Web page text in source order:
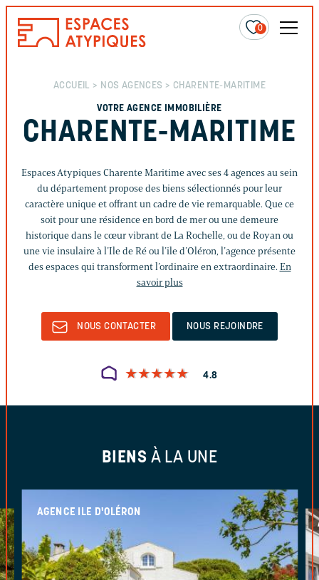
0
ACCUEIL > NOS AGENCES > CHARENTE-MARITIME
VOTRE AGENCE IMMOBILIÈRE
CHARENTE-MARITIME
Espaces Atypiques Charente Maritime avec ses 4 agences au sein
du département propose des biens sélectionnés pour leur
caractère unique et offrant un cadre de vie remarquable. Que ce
soit pour une résidence en bord de mer ou une demeure
historique dans le cœur vibrant de La Rochelle, ou de Royan ou
une vie insulaire à l’Ile de Ré ou l’ile d’Oléron, l’agence présente
des espaces qui transforment l’ordinaire en extraordinaire.En
savoir plus
NOUS CONTACTER NOUS REJOINDRE
★★★★★
★★★★★ 4.8
BIENS À LA UNE
AGENCE ILE D'OLÉRON